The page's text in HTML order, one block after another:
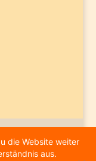
|
die Website weiter
aus.